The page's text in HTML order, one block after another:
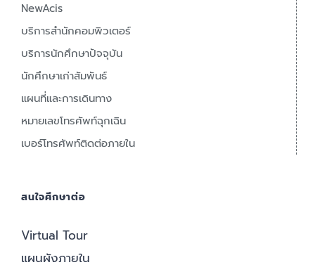
NewAcis
บริการสำนักคอมพิวเตอร์
บริการนักศึกษาปัจจุบัน
นักศึกษาเก่าสัมพันธ์
แผนที่และการเดินทาง
หมายเลขโทรศัพท์ฉุกเฉิน
เบอร์โทรศัพท์ติดต่อภายใน
สนใจศึกษาต่อ
Virtual Tour
แผนผังภายใน